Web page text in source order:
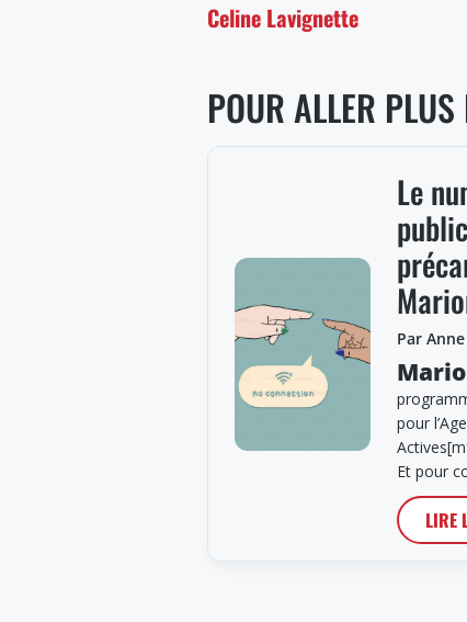
Celine Lavignette
POUR ALLER PLUS
Le
Par
pour
Et pour
LIRE